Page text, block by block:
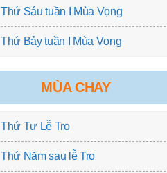
Thứ Sáu tuần I Mùa Vọng
Thứ Bảy tuần I Mùa Vọng
MÙA CHAY
Thứ Tư Lễ Tro
Thứ Năm sau lễ Tro